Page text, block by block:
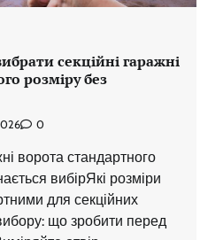
секційні гаражні
розміру без
0
ворота стандартного
вибірЯкі розміри
для секційних
що зробити перед